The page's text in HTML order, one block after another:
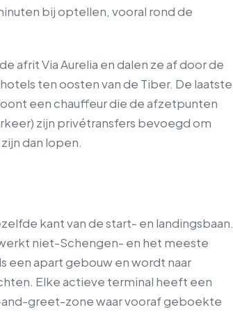
bij optellen, vooral rond de
afrit Via Aurelia en dalen ze af door de
ten oosten van de Tiber. De laatste
een chauffeur die de afzetpunten
zijn privétransfers bevoegd om
dan lopen.
kant van de start- en landingsbaan.
niet-Schengen- en het meeste
een apart gebouw en wordt naar
Elke actieve terminal heeft een
greet-zone waar vooraf geboekte